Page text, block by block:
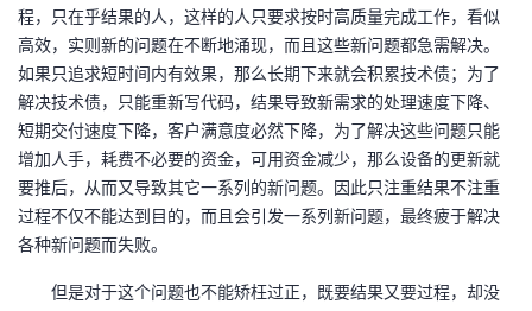
程，只在乎结果的人，这样的人只要求按时高质量完成工作，看似
高效，实则新的问题在不断地涌现，而且 这些新问题都急需解决。
如果只追求短时间内有效果，那么长期下来就会积累技术债；为了
解决技术债，只能重新写代码，结果导致新需求的处理速度下降、
短期交付速度下降，客户满意度必然下降，为了解决这些问题只能
增加人手，耗费不必要的资金，可用资金减少， 那么设备的更新就
要推后，从而 又导致其它一系列的新问题。
因此只注重结果不注重
过程不仅不能达到目的，而且会引发一系列新问题，最终疲于解决
各种新问题而失败。
但是对于这个问题也不能矫枉过正，既要结果又要过程，却没